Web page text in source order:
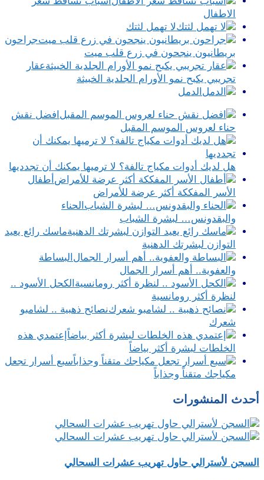
الاطفال
لا تهمل لثتك
جراحون
بريطانيون ينجحون في زرع قلب ميت
عقار
تجريبي يكبح نمو الأورام الجلدية الخبيثة
الدمل
افضل نقش
حناء لعروس الموسم المقبل
هل لديك أدوات مكياج تالفة؟ لا ترميها يمكنك أن تجدديها
أطفال
الأسر المفككة أكثر عرضة للأمراض
الحناء
والبقدونس… لبشرة الشباب
ماسك رائع يعيد
التوازن لبشرتك الدهنية
البساطة
والعفوية.. أهم أسرار الجمال
الكحل الأسود ..
لنظرة أكثر رومانسية
نصائح ذهبية .. لشامبو
شعرك
إعتمدي هذه
الخلطات لبشرة أكثر بياضاً
سبع أسرار تجعل
مكياجك متقناً وجذاباً
أحدث المنشورات
السجن لأسترالي حاول تهريب عشرات السحالي